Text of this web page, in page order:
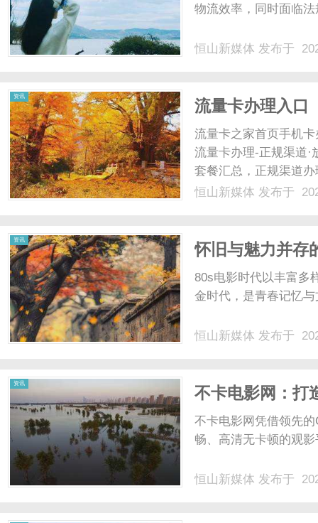
物流效率，同时面临
恒山新媒体 发布于
资讯
流量卡办理入口
流量卡之家首页手机
流量卡办理-正规渠道
套餐汇总，正规渠道
餐。查看大流量卡列
恒山新媒体 发布于
资讯
怀旧与魅力并存
80s电影时代以丰富多
金时代，是青春记忆
恒山新媒体 发布于
资讯
不卡电影网：打
不卡电影网凭借领先
畅、高清无卡顿的观
恒山新媒体 发布于